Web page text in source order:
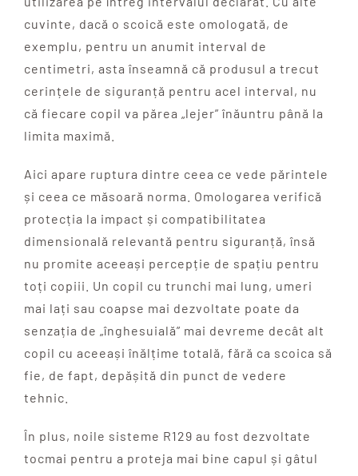
cuvinte, dacă o scoică este omologată, de
exemplu, pentru un anumit interval de
centimetri, asta înseamnă că produsul a trecut
cerințele de siguranță pentru acel interval, nu
că fiecare copil va părea „lejer” înăuntru până la
limita maximă.
Aici apare ruptura dintre ceea ce vede părintele
și ceea ce măsoară norma. Omologarea verifică
protecția la impact și compatibilitatea
dimensională relevantă pentru siguranță, însă
nu promite aceeași percepție de spațiu pentru
toți copiii. Un copil cu trunchi mai lung, umeri
mai lați sau coapse mai dezvoltate poate da
senzația de „înghesuială” mai devreme decât alt
copil cu aceeași înălțime totală, fără ca scoica să
fie, de fapt, depășită din punct de vedere
tehnic.
În plus, noile sisteme R129 au fost dezvoltate
tocmai pentru a proteja mai bine capul și gâtul